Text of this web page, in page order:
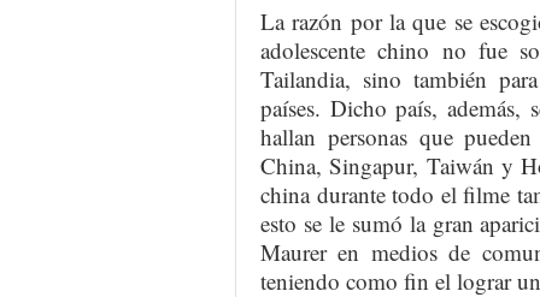
La razón por la que se
adolescente chino no fue
Tailandia, sino también
países. Dicho país, además,
hallan personas que
China, Singapur, Taiwán y
china durante todo el filme
esto se le sumó la gran
Maurer en medios de
teniendo como fin el lograr